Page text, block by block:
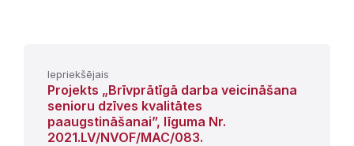
Iepriekšējais
Projekts „Brīvprātīgā darba veicināšana
senioru dzīves kvalitātes
paaugstināšanai”, līguma Nr.
2021.LV/NVOF/MAC/083.